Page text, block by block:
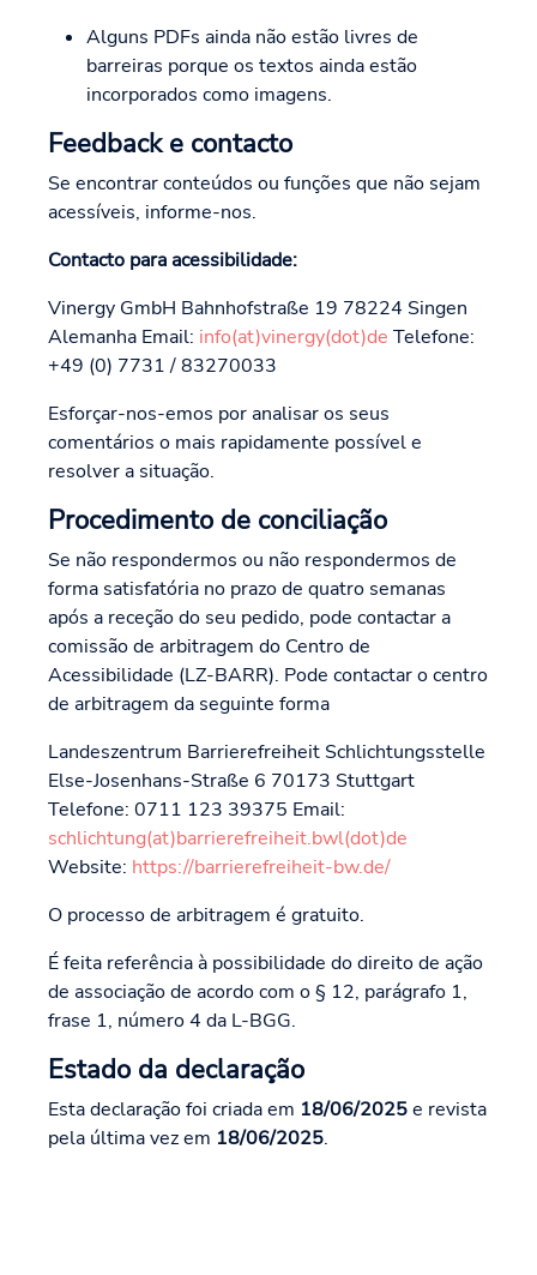
Alguns PDFs ainda não estão livres de
barreiras porque os textos ainda estão
incorporados como imagens.
Feedback e contacto
Se encontrar conteúdos ou funções que não sejam
acessíveis, informe-nos.
Contacto para acessibilidade:
Vinergy GmbH Bahnhofstraße 19 78224 Singen
Alemanha Email: info(at)vinergy(dot)de Telefone:
+49 (0) 7731 / 83270033
Esforçar-nos-emos por analisar os seus
comentários o mais rapidamente possível e
resolver a situação.
Procedimento de conciliação
Se não respondermos ou não respondermos de
forma satisfatória no prazo de quatro semanas
após a receção do seu pedido, pode contactar a
comissão de arbitragem do Centro de
Acessibilidade (LZ-BARR). Pode contactar o centro
de arbitragem da seguinte forma
Landeszentrum Barrierefreiheit Schlichtungsstelle
Else-Josenhans-Straße 6 70173 Stuttgart
Telefone: 0711 123 39375 Email:
schlichtung(at)barrierefreiheit.bwl(dot)de
Website: https://barrierefreiheit-bw.de/
O processo de arbitragem é gratuito.
É feita referência à possibilidade do direito de ação
de associação de acordo com o § 12, parágrafo 1,
frase 1, número 4 da L-BGG.
Estado da declaração
Esta declaração foi criada em 18/06/2025e revista
pela última vez em 18/06/2025.